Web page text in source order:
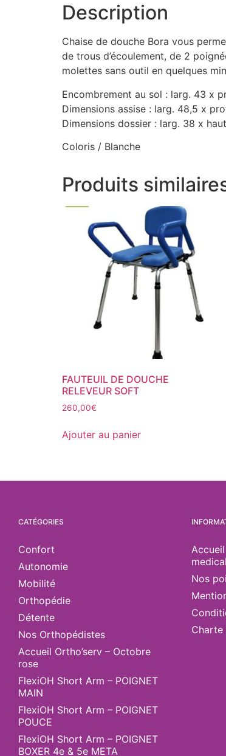
Description
Chaise de douche Bora vous
de trous d’écoulement, de 2
molettes sans outil en quelques
Encombrement au sol : larg. 43 x
Dimensions assise : larg. 48,5 x
Dimensions dossier : larg. 38 x
Coloris / Blanche
Produits
FAUTEUIL DE DOUCHE
RELEVEUR SOFT
260,00€
Ajouter au panier
CATÉGORIES
Confort
Autonomie
Mobilité
Orthopédie
Détente
Nos Orthopédistes
Accueil Ortho’serv – Octobre
rose
FlexiOH Short Arm – POIGNET
MAIN
FlexiOH Short Arm – POIGNET
POUCE
FlexiOH Short Arm – POIGNET
BOXER 4e & 5e META
medical
Nos
Charte